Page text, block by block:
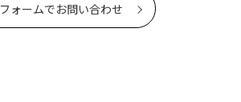
フォームでお問い合わせ